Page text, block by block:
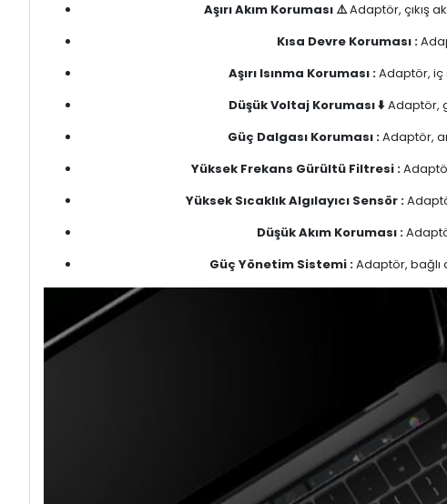
Aşırı Akım Koruması ⚠️Adaptör, çıkış
Kısa Devre Koruması :
Aşırı Isınma Koruması :Adaptör, iç
Düşük Voltaj Koruması ⬇️Adaptör,
Güç Dalgası Koruması :Adaptör,
Yüksek Frekans Gürültü Filtresi :
Yüksek Sıcaklık Algılayıcı Sensör :
Düşük Akım Koruması :
Güç Yönetim Sistemi :Adaptör, bağlı